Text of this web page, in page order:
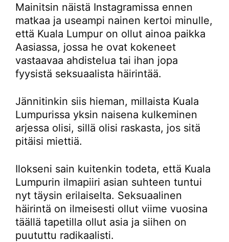
Mainitsin näistä Instagramissa ennen
matkaa ja useampi nainen kertoi minulle,
että Kuala Lumpur on ollut ainoa paikka
Aasiassa, jossa he ovat kokeneet
vastaavaa ahdistelua tai ihan jopa
fyysistä seksuaalista häirintää.
Jännitinkin siis hieman, millaista Kuala
Lumpurissa yksin naisena kulkeminen
arjessa olisi, sillä olisi raskasta, jos sitä
pitäisi miettiä.
Ilokseni sain kuitenkin todeta, että Kuala
Lumpurin ilmapiiri asian suhteen tuntui
nyt täysin erilaiselta. Seksuaalinen
häirintä on ilmeisesti ollut viime vuosina
täällä tapetilla ollut asia ja siihen on
puututtu radikaalisti.